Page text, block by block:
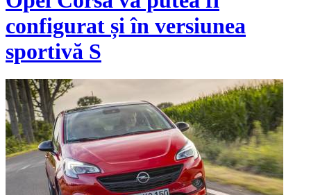
configurat și în versiunea
sportivă S